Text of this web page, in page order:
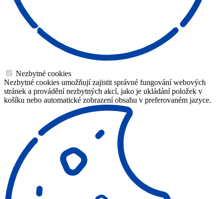
Nezbytné cookies
Nezbytné cookies umožňují zajistit správné fungování webových
stránek a provádění nezbytných akcí, jako je ukládání položek v
košíku nebo automatické zobrazení obsahu v preferovaném jazyce.